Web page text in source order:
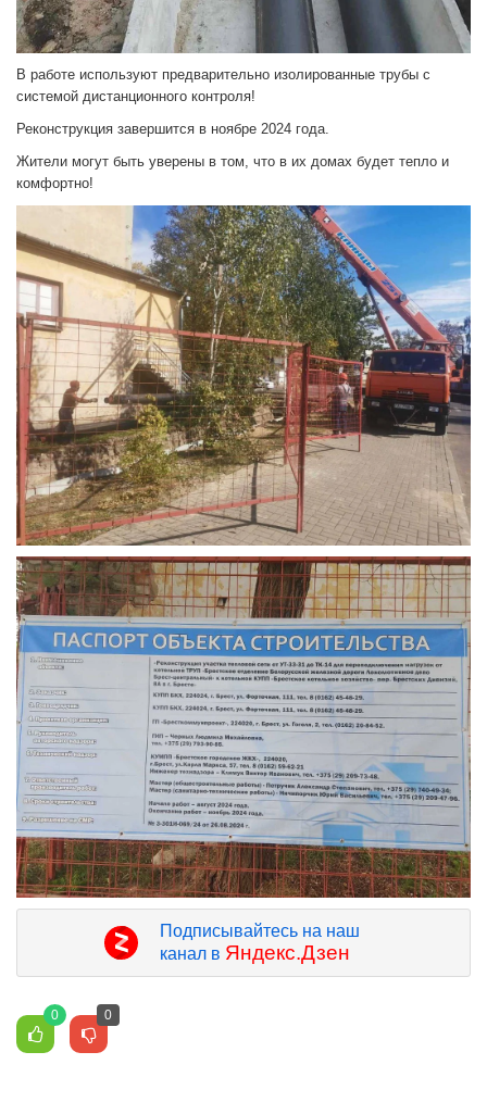
В работе используют предварительно изолированные трубы с
системой дистанционного контроля!
Реконструкция завершится в ноябре 2024 года.
Жители могут быть уверены в том, что в их домах будет тепло и
комфортно!
Подписывайтесь на наш
канал в Яндекс.Дзен
0 0